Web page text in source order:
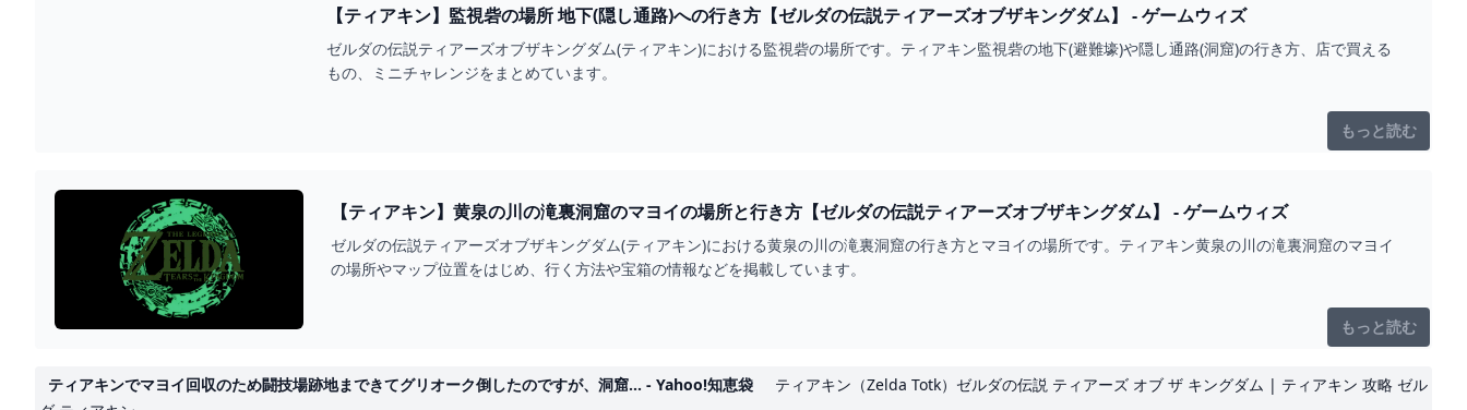
【ティアキン】監視砦の場所 地下(隠し通路)への行き方【ゼルダの伝説ティアーズオブザキングダム】 - ゲームウィズ
ゼルダの伝説ティアーズオブザキングダム(ティアキン)における監視砦の場所です。ティアキン監視砦の地下(避難壕)や隠し通路(洞窟)の行き方、店で買える
もの、ミニチャレンジをまとめています。
もっと読む
【ティアキン】黄泉の川の滝裏洞窟のマヨイの場所と行き方【ゼルダの伝説ティアーズオブザキングダム】 - ゲームウィズ
ゼルダの伝説ティアーズオブザキングダム(ティアキン)における黄泉の川の滝裏洞窟の行き方とマヨイの場所です。ティアキン黄泉の川の滝裏洞窟のマヨイ
の場所やマップ位置をはじめ、行く方法や宝箱の情報などを掲載しています。
もっと読む
ティアキンでマヨイ回収のため闘技場跡地まできてグリオーク倒したのですが、洞窟... - Yahoo!知恵袋
ティアキン（Zelda Totk）ゼルダの伝説 ティアーズ オブ ザ キングダム | ティアキン 攻略 ゼル